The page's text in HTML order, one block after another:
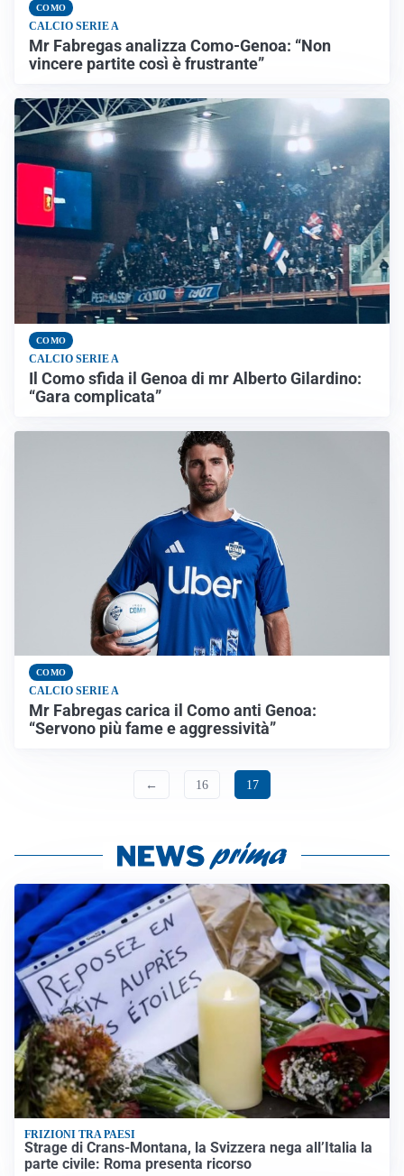
COMO
CALCIO SERIE A
Mr Fabregas analizza Como-Genoa: “Non
vincere partite così è frustrante”
COMO
CALCIO SERIE A
Il Como sfida il Genoa di mr Alberto Gilardino:
“Gara complicata”
COMO
CALCIO SERIE A
Mr Fabregas carica il Como anti Genoa:
“Servono più fame e aggressività”
← 16 17
FRIZIONI TRA PAESI
Strage di Crans-Montana, la Svizzera nega all’Italia la
parte civile: Roma presenta ricorso